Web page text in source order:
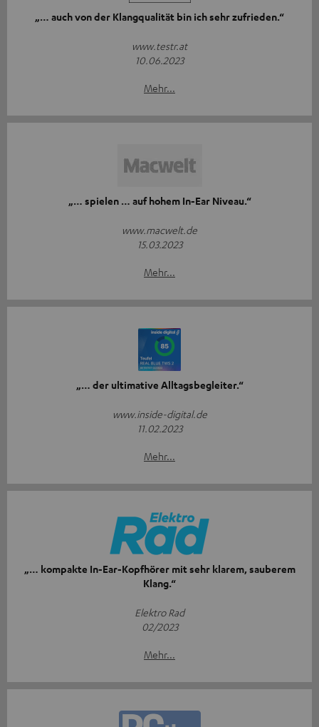
„… auch von der Klangqualität bin ich sehr zufrieden.“
www.testr.at
10.06.2023
Mehr...
„… spielen … auf hohem In-Ear Niveau.“
www.macwelt.de
15.03.2023
Mehr...
„… der ultimative Alltagsbegleiter.“
www.inside-digital.de
11.02.2023
Mehr...
„… kompakte In-Ear-Kopfhörer mit sehr klarem, sauberem
Klang.“
Elektro Rad
02/2023
Mehr...